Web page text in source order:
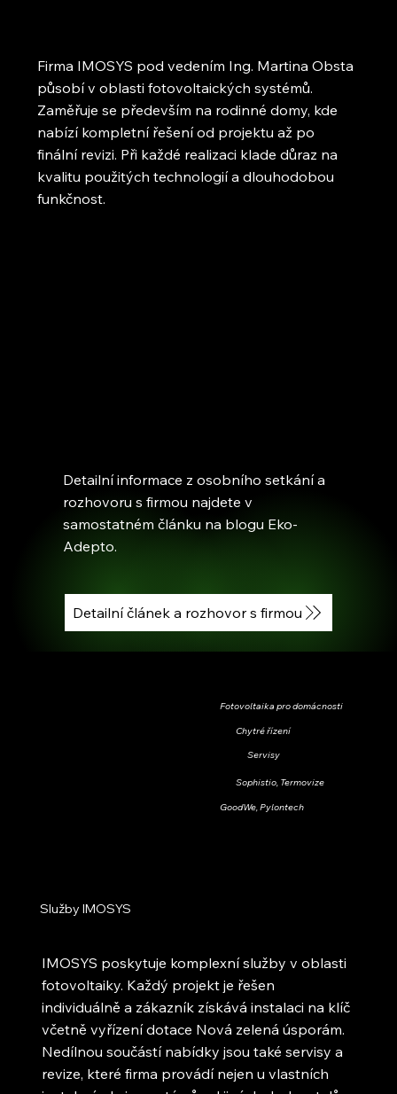
Firma IMOSYS pod vedením Ing. Martina Obsta
působí v oblasti fotovoltaických systémů.
Zaměřuje se především na rodinné domy, kde
nabízí kompletní řešení od projektu až po
finální revizi. Při každé realizaci klade důraz na
kvalitu použitých technologií a dlouhodobou
funkčnost.
Detailní informace z osobního setkání a
rozhovoru s firmou najdete v
samostatném článku na blogu Eko-
Adepto.
Detailní článek a rozhovor s firmou
Fotovoltaika pro domácnosti
Chytré řízení
Servisy
Sophistio, Termovize
GoodWe, Pylontech
Služby IMOSYS
IMOSYS poskytuje komplexní služby v oblasti
fotovoltaiky. Každý projekt je řešen
individuálně a zákazník získává instalaci na klíč
včetně vyřízení dotace Nová zelená úsporám.
Nedílnou součástí nabídky jsou také servisy a
revize, které firma provádí nejen u vlastních